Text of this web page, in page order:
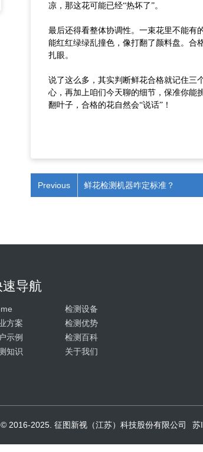
凉，那这花可能已经“热坏了”。
最后还得看整体协调性。一束花里不能有
能红红绿绿乱撞色，像打翻了颜料盘。合
扎眼。
说了这么多，其实判断鲜花合格就记住三
心，再加上咱们今天聊的细节，保准你能
翻叶子，合格的花自然会“说话”！
Previous 鲜花检测机器咋定标准？
速导航
检测设备
方案
检测优势
示例
检测百科
知识
关于我们
2016-2025. 征图新视（江苏）科技股份有限公司 苏